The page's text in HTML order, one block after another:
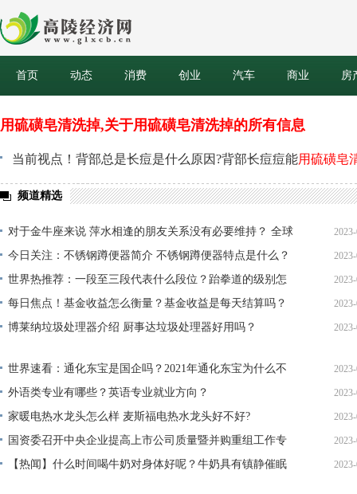
首页 动态 消费 创业 汽车 商业 房
用硫磺皂清洗掉,关于用硫磺皂清洗掉的所有信息
当前视点！背部总是长痘是什么原因?背部长痘痘能用硫磺皂
频道精选
对于金牛座来说 萍水相逢的朋友关系没有必要维持？ 全球
球精选
今日关注：不锈钢蹲便器简介 不锈钢蹲便器特点是什么？
世界热推荐：一段至三段代表什么段位？跆拳道的级别怎
么划分？
每日焦点！基金收益怎么衡量？基金收益是每天结算吗？
博莱纳垃圾处理器介绍 厨事达垃圾处理器好用吗？
世界速看：通化东宝是国企吗？2021年通化东宝为什么不
涨？
外语类专业有哪些？英语专业就业方向？
家暖电热水龙头怎么样 麦斯福电热水龙头好不好?
国资委召开中央企业提高上市公司质量暨并购重组工作专
题会
【热闻】什么时间喝牛奶对身体好呢？牛奶具有镇静催眠